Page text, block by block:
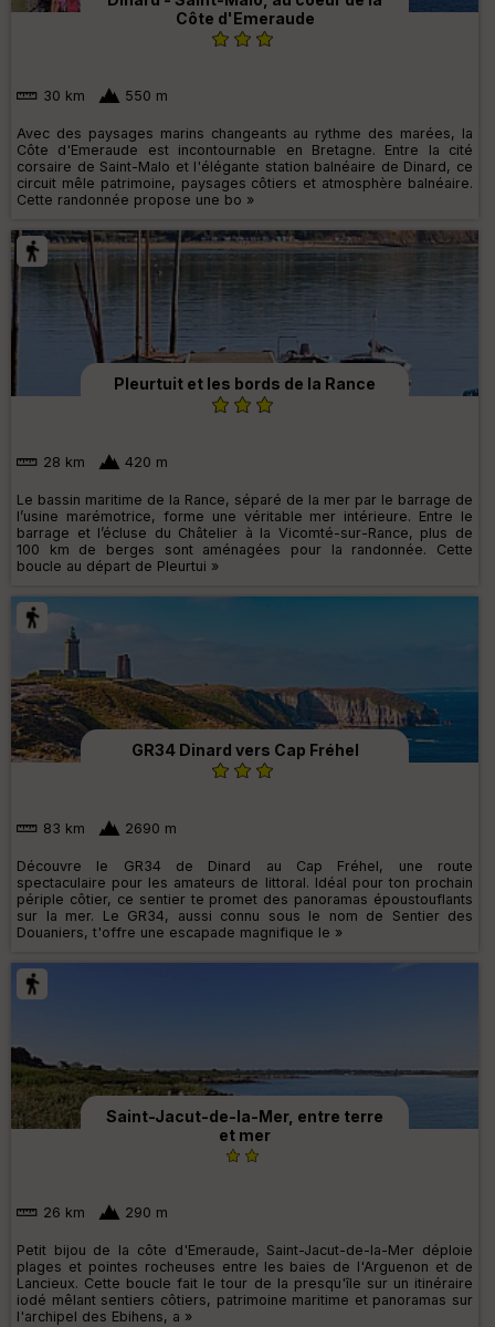
Côte d'Emeraude
30 km 550 m
Avec des paysages marins changeants au rythme des marées, la
Côte d'Emeraude est incontournable en Bretagne. Entre la cité
corsaire de Saint-Malo et l'élégante station balnéaire de Dinard, ce
circuit mêle patrimoine, paysages côtiers et atmosphère balnéaire.
Cette randonnée propose une bo »
Pleurtuit et les bords de la Rance
28 km 420 m
Le bassin maritime de la Rance, séparé de la mer par le barrage de
l’usine marémotrice, forme une véritable mer intérieure. Entre le
barrage et l’écluse du Châtelier à la Vicomté-sur-Rance, plus de
100 km de berges sont aménagées pour la randonnée. Cette
boucle au départ de Pleurtui »
GR34 Dinard vers Cap Fréhel
83 km 2690 m
Découvre le GR34 de Dinard au Cap Fréhel, une route
spectaculaire pour les amateurs de littoral. Idéal pour ton prochain
périple côtier, ce sentier te promet des panoramas époustouflants
sur la mer. Le GR34, aussi connu sous le nom de Sentier des
Douaniers, t'offre une escapade magnifique le »
Saint-Jacut-de-la-Mer, entre terre
et mer
26 km 290 m
Petit bijou de la côte d'Emeraude, Saint-Jacut-de-la-Mer déploie
plages et pointes rocheuses entre les baies de l'Arguenon et de
Lancieux. Cette boucle fait le tour de la presqu'île sur un itinéraire
iodé mêlant sentiers côtiers, patrimoine maritime et panoramas sur
l'archipel des Ebihens, a »